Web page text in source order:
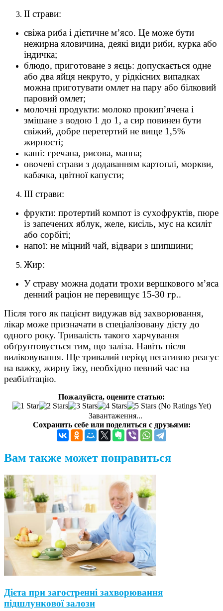
II страви:
свіжа риба і дієтичне м’ясо. Це може бути
нежирна яловичина, деякі види риби, курка або
індичка;
блюдо, приготоване з яєць: допускається одне
або два яйця некруто, у рідкісних випадках
можна приготувати омлет на пару або білковий
паровий омлет;
молочні продукти: молоко прокип’ячена і
змішане з водою 1 до 1, а сир повинен бути
свіжий, добре перетертий не вище 1,5%
жирності;
каші: гречана, рисова, манна;
овочеві страви з додаванням картоплі, моркви,
кабачка, цвітної капусти;
III страви:
фрукти: протертий компот із сухофруктів, пюре
із запечених яблук, желе, кисіль, мус на ксиліт
або сорбіті;
напої: не міцний чай, відвари з шипшини;
Жир:
У страву можна додати трохи вершкового м’яса
денний раціон не перевищує 15-30 гр..
Після того як пацієнт видужав від захворювання,
лікар може призначати в спеціалізовану дієту до
одного року. Тривалість такого харчування
обґрунтовується тим, що заліза. Навіть після
виліковування. Ще тривалий період негативно реагує
на важку, жирну їжу, необхідно певний час на
реабілітацію.
Пожалуйста, оцените статью:
(No Ratings Yet)
Завантаження...
Сохранить себе или поделиться с друзьями:
Вам также может понравиться
Дієта при загостренні захворювання
підшлункової залози